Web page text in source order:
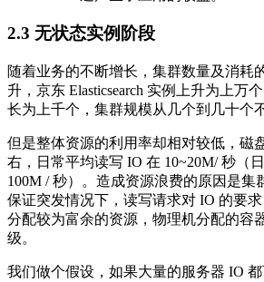
2.3 无状态实例阶段
随着业务的不断增长，集群数量及消耗
升，京东 Elasticsearch 实例上升为上万
长为上千个，集群规模从几个到几十个
但是整体资源的利用率却相对较低，磁
右，日常平均读写 IO 在 10~20M/ 秒（
100M / 秒）。造成资源浪费的原因是集
保证突发情况下，读写请求对 IO 的要
分配较为富余的资源，物理机分配的容
级。
我们做个假设，如果大量的服务器 IO